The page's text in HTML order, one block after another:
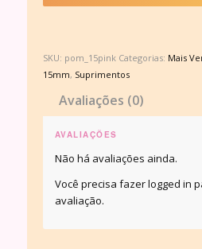
SKU: pom_15pink Categorias: Mais
15mm, Suprimentos
Avaliações (0)
AVALIAÇÕES
Não há avaliações ainda.
Você precisa fazerlogged in
avaliação.